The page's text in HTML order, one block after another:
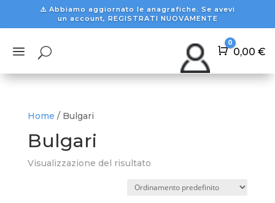
⚠️ Abbiamo aggiornato le anagrafiche. Se avevi
un account, REGISTRATI NUOVAMENTE
a U Carrello
0
0,00€
Home / Bulgari
Bulgari
Visualizzazione del risultato